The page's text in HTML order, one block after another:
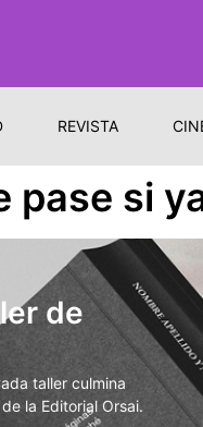
REVISTA
pase si
de
taller culmina
la Editorial Orsai.